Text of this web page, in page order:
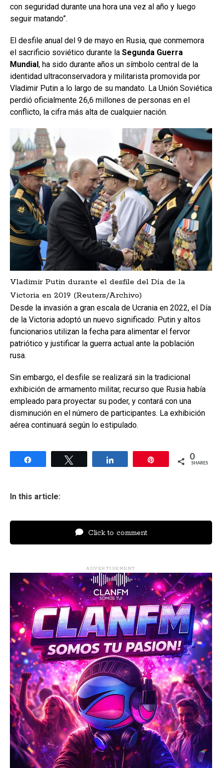
con seguridad durante una hora una vez al año y luego
seguir matando”.
El desfile anual del 9 de mayo en Rusia, que conmemora
el sacrificio soviético durante la Segunda Guerra
Mundial, ha sido durante años un símbolo central de la
identidad ultraconservadora y militarista promovida por
Vladimir Putin a lo largo de su mandato. La Unión Soviética
perdió oficialmente 26,6 millones de personas en el
conflicto, la cifra más alta de cualquier nación.
Vladimir Putin durante el desfile del Día de la
Victoria en 2019 (Reuters/Archivo)
Desde la invasión a gran escala de Ucrania en 2022, el Día
de la Victoria adoptó un nuevo significado: Putin y altos
funcionarios utilizan la fecha para alimentar el fervor
patriótico y justificar la guerra actual ante la población
rusa.
Sin embargo, el desfile se realizará sin la tradicional
exhibición de armamento militar, recurso que Rusia había
empleado para proyectar su poder, y contará con una
disminución en el número de participantes. La exhibición
aérea continuará según lo estipulado.
0
SHARES
In this article:
Click to comment
ADVERTISEMENT